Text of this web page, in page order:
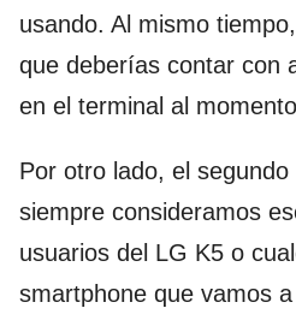
usando. Al mismo
que deberías contar con
en el terminal al
Por otro lado, el
siempre consideramos
usuarios del LG K5 o
smartphone que vamos